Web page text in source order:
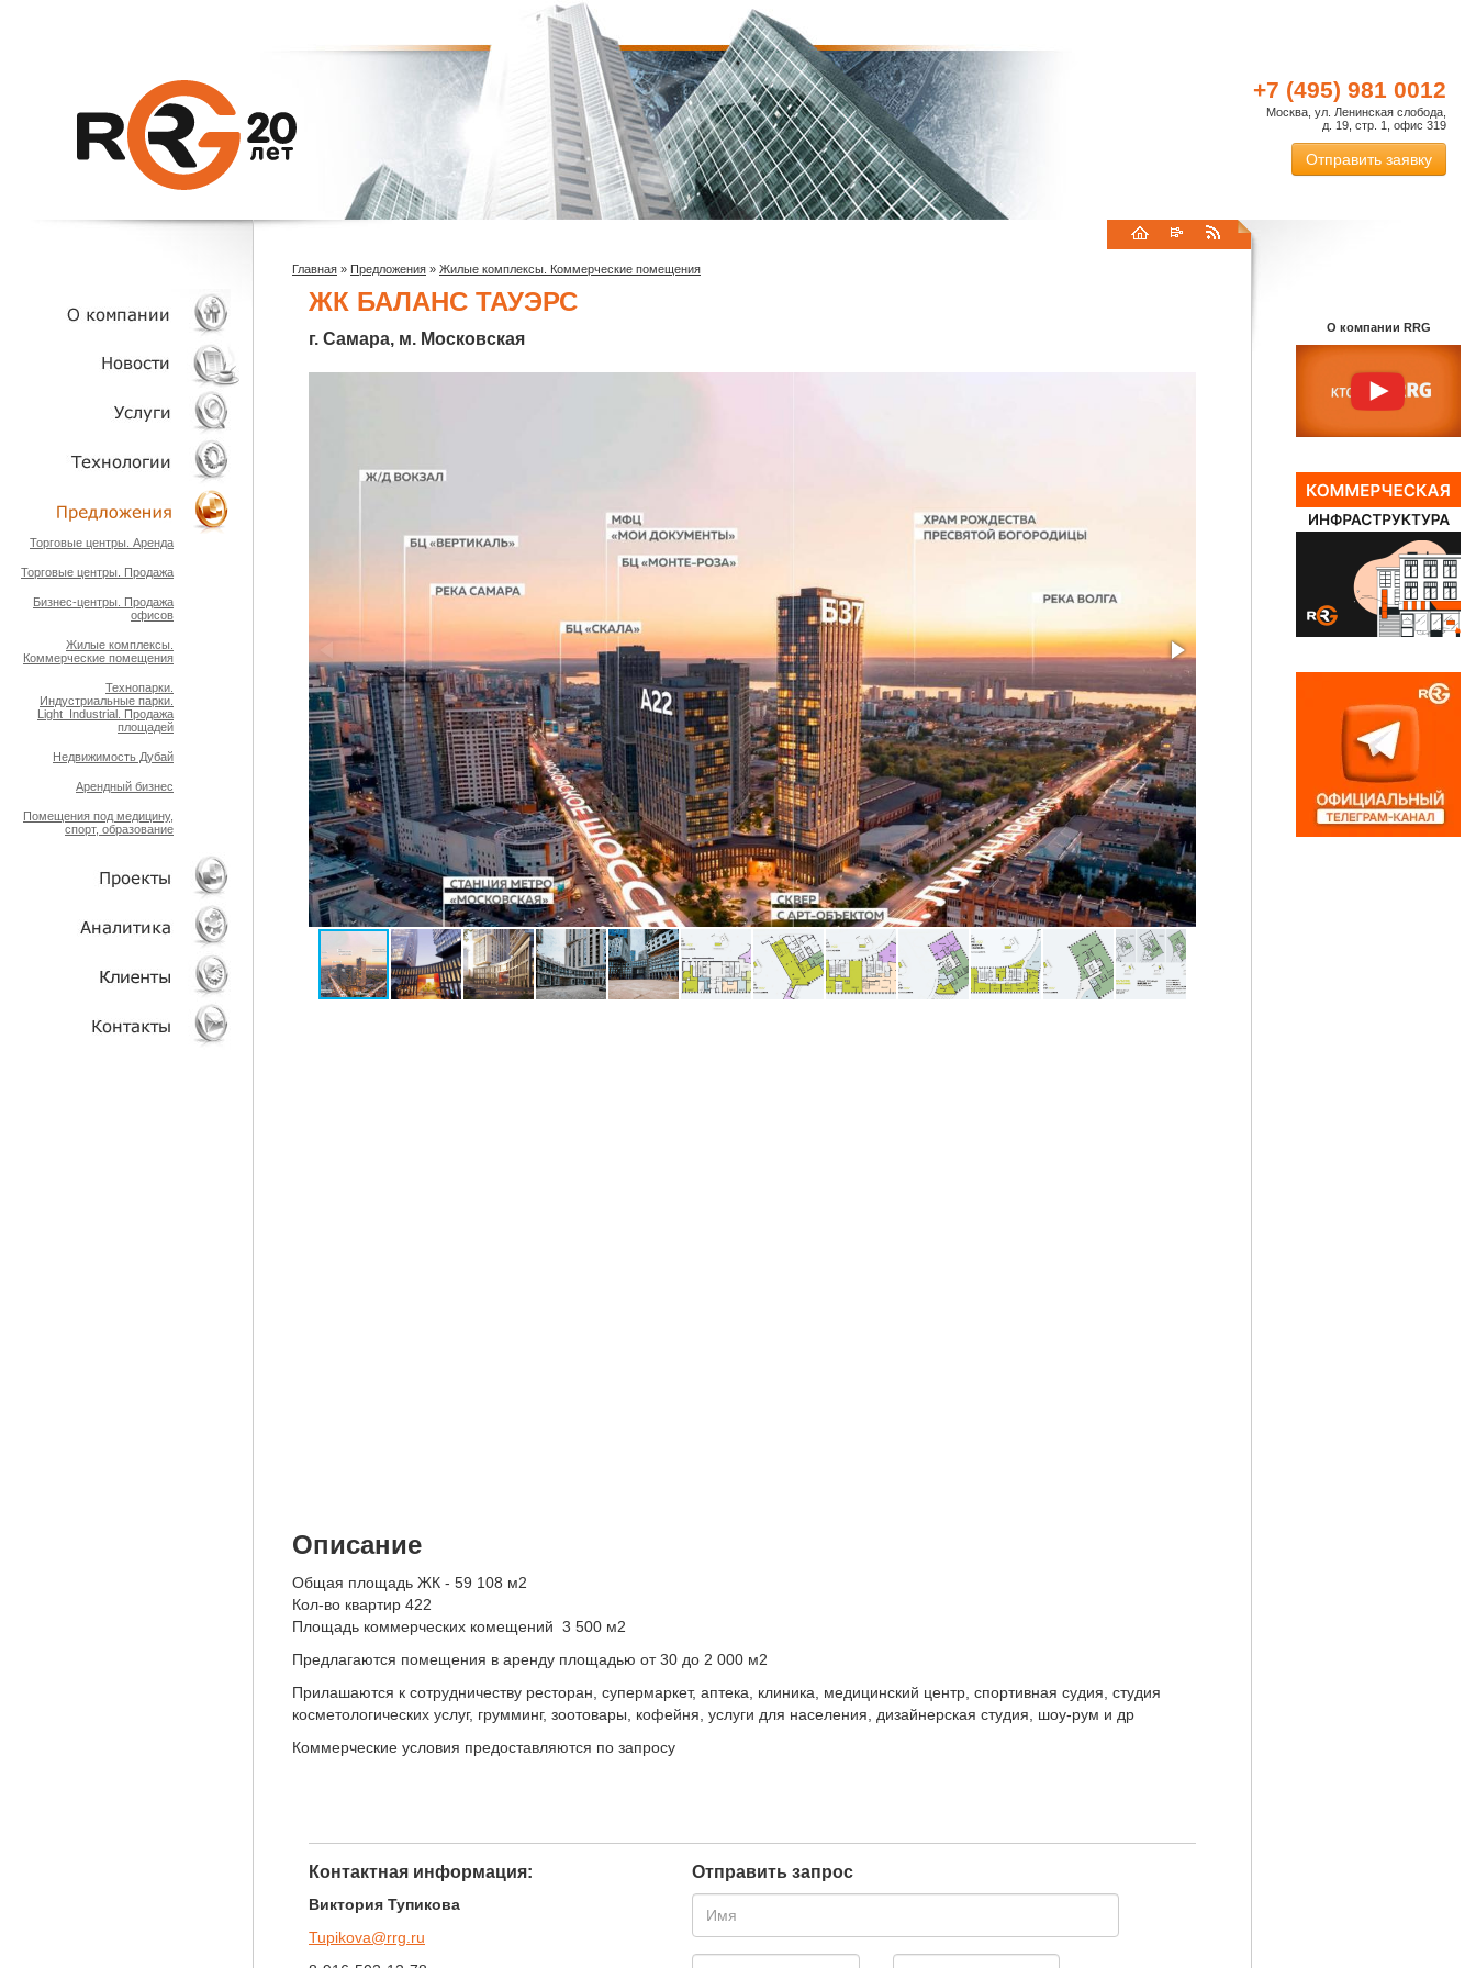
+7 (495) 981 0012
Москва, ул. Ленинская слобода,
д. 19, стр. 1, офис 319
Отправить заявку
О КОМПАНИИ
НОВОСТИ
УСЛУГИ
ТЕХНОЛОГИИ
ОБЪЕКТЫ
Торговые центры. Аренда
Торговые центры. Продажа
Бизнес-центры. Продажа
офисов
Жилые комплексы.
Коммерческие помещения
Технопарки.
Индустриальные парки.
Light_Industrial. Продажа
площадей
Недвижимость Дубай
Арендный бизнес
Помещения под медицину,
спорт, образование
ПРОЕКТЫ
АНАЛИТИКА
КЛИЕНТЫ
Главная » Предложения » Жилые комплексы. Коммерческие помещения
ЖК БАЛАНС ТАУЭРС
г. Самара, м. Московская
Описание
Общая площадь ЖК - 59 108 м2
Кол-во квартир 422
Площадь коммерческих комещений 3 500 м2
Предлагаются помещения в аренду площадью от 30 до 2 000 м2
Прилашаются к сотрудничеству ресторан, супермаркет, аптека, клиника, медицинский центр, спортивная судия, студия
косметологических услуг, грумминг, зоотовары, кофейня, услуги для населения, дизайнерская студия, шоу-рум и др
Коммерческие условия предоставляются по запросу
Контактная информация:
Виктория Тупикова
Tupikova@rrg.ru
Отправить запрос
О компании RRG